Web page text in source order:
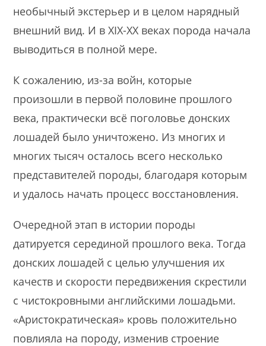
необычный экстерьер и в целом нарядный
внешний вид. И в XIX-XX веках порода начала
выводиться в полной мере.
К сожалению, из-за войн, которые
произошли в первой половине прошлого
века, практически всё поголовье донских
лошадей было уничтожено. Из многих и
многих тысяч осталось всего несколько
представителей породы, благодаря которым
и удалось начать процесс восстановления.
Очередной этап в истории породы
датируется серединой прошлого века. Тогда
донских лошадей с целью улучшения их
качеств и скорости передвижения скрестили
с чистокровными английскими лошадьми.
«Аристократическая» кровь положительно
повлияла на породу, изменив строение